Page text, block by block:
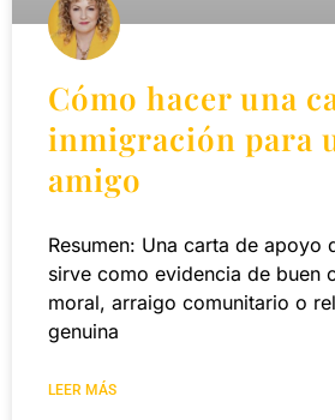
Cómo hacer una
inmigración para
amigo
Resumen: Una carta de apoyo
sirve como evidencia de buen
moral, arraigo comunitario o
genuina
LEER MÁS